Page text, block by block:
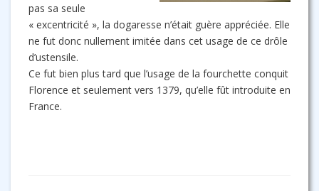
pas sa seule
« excentricité », la dogaresse n’était guère appréciée. Elle
ne fut donc nullement imitée dans cet usage de ce drôle
d’ustensile.
Ce fut bien plus tard que l’usage de la fourchette conquit
Florence et seulement vers 1379, qu’elle fût introduite en
France.